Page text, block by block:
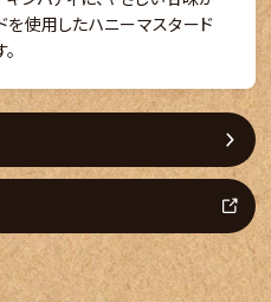
使用したハニーマスタード